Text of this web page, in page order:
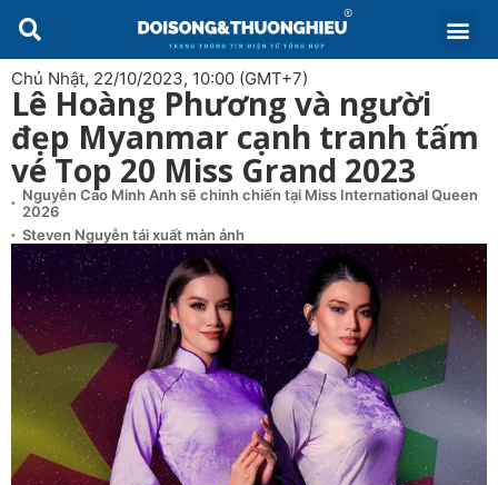
Chủ Nhật, 22/10/2023, 10:00 (GMT+7)
Lê Hoàng Phương và người
đẹp Myanmar cạnh tranh tấm
vé Top 20 Miss Grand 2023
Nguyễn Cao Minh Anh sẽ chinh chiến tại Miss International Queen
2026
Steven Nguyễn tái xuất màn ảnh